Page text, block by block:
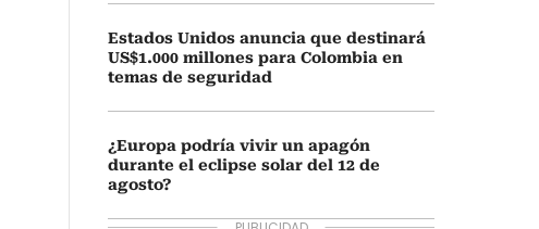
Estados Unidos anuncia que destinará
US$1.000 millones para Colombia en
temas de seguridad
¿Europa podría vivir un apagón
durante el eclipse solar del 12 de
agosto?